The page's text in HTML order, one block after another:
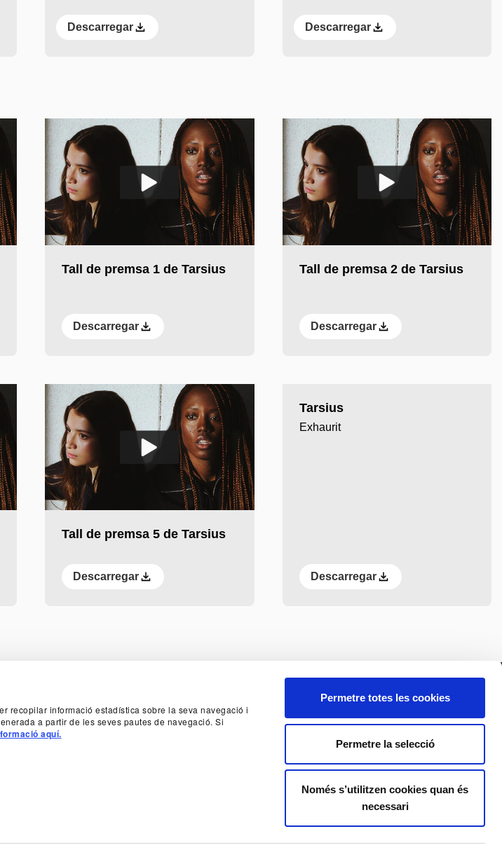
recopilar informació estadística sobre la seva navegació i
a partir de les seves pautes de navegació. Si
aquí.
Permetre totes les cookies
Permetre la selecció
Només s’utilitzen cookies quan és
necessari
Descarregar Descarregar
Tall de premsa 1 de Tarsius
Descarregar
Tall de premsa 2 de Tarsius
Descarregar
Tall de premsa 5 de Tarsius
Descarregar
Tarsius
Exhaurit
Descarregar
I MECENATGE SISTEMA INTERN D'ALERTES DEL TNC